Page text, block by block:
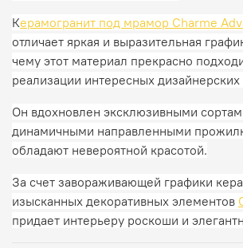
Керамогранит под мрамор Charme
отличает яркая и выразительная
чему этот материал прекрасно
реализации интересных
Он вдохновлен эксклюзивными
динамичными направленными
обладают невероятной красотой.
За счет завораживающей графики
изысканных декоративных элементов
придает интерьеру роскоши и